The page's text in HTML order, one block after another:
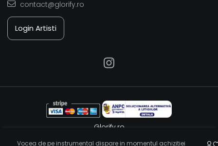
Vocea de pe instrumental dispare in momentul achizitiei
contact@glorify.ro
Login Artisti
Glorify.ro